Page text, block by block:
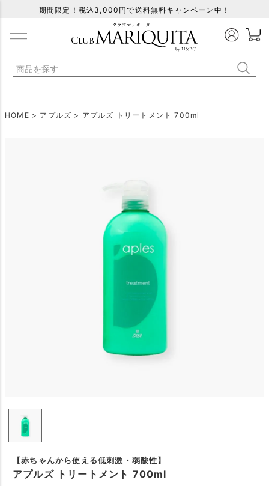
期間限定！税込3,000円で送料無料キャンペーン中！
HOME アプルズ アプルズ トリートメント 700ml
【赤ちゃんから使える低刺激・弱酸性】
アプルズ トリートメント 700ml